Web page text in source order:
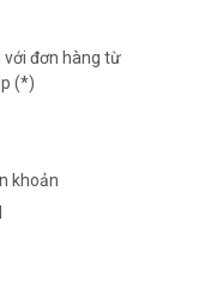
với đơn hàng từ
(*)
khoản